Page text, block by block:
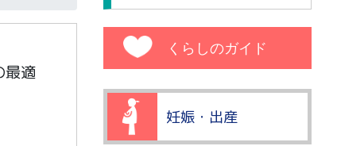
最適
くらしのガイド
妊娠・出産